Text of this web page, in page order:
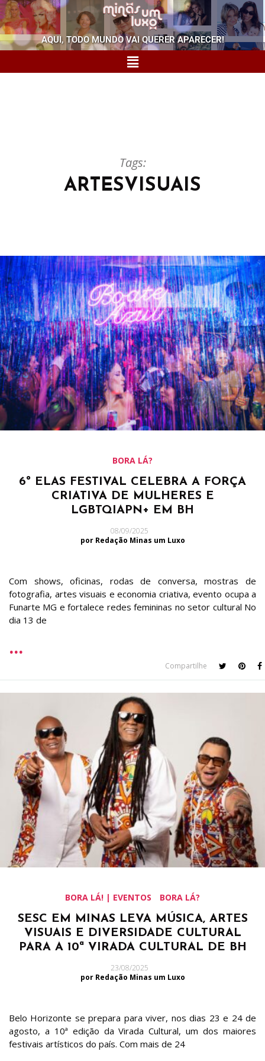
AQUI, TODO MUNDO VAI QUERER APARECER!
Tags:
ARTESVISUAIS
BORA LÁ?
6º ELAS FESTIVAL CELEBRA A FORÇA
CRIATIVA DE MULHERES E
LGBTQIAPN+ EM BH
08/09/2025
por Redação Minas um Luxo
Com shows, oficinas, rodas de conversa, mostras de
fotografia, artes visuais e economia criativa, evento ocupa a
Funarte MG e fortalece redes femininas no setor cultural No
dia 13 de
Compartilhe
BORA LÁ! | EVENTOS BORA LÁ?
SESC EM MINAS LEVA MÚSICA, ARTES
VISUAIS E DIVERSIDADE CULTURAL
PARA A 10ª VIRADA CULTURAL DE BH
23/08/2025
por Redação Minas um Luxo
Belo Horizonte se prepara para viver, nos dias 23 e 24 de
agosto, a 10ª edição da Virada Cultural, um dos maiores
festivais artísticos do país. Com mais de 24